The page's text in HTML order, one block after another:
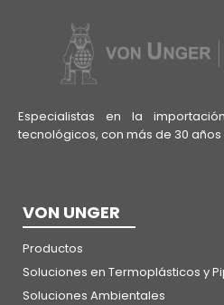
Especialistas en la
tecnológicos, con más de 30
VON UNGER
Productos
Soluciones en Termoplásticos y
Soluciones Ambientales